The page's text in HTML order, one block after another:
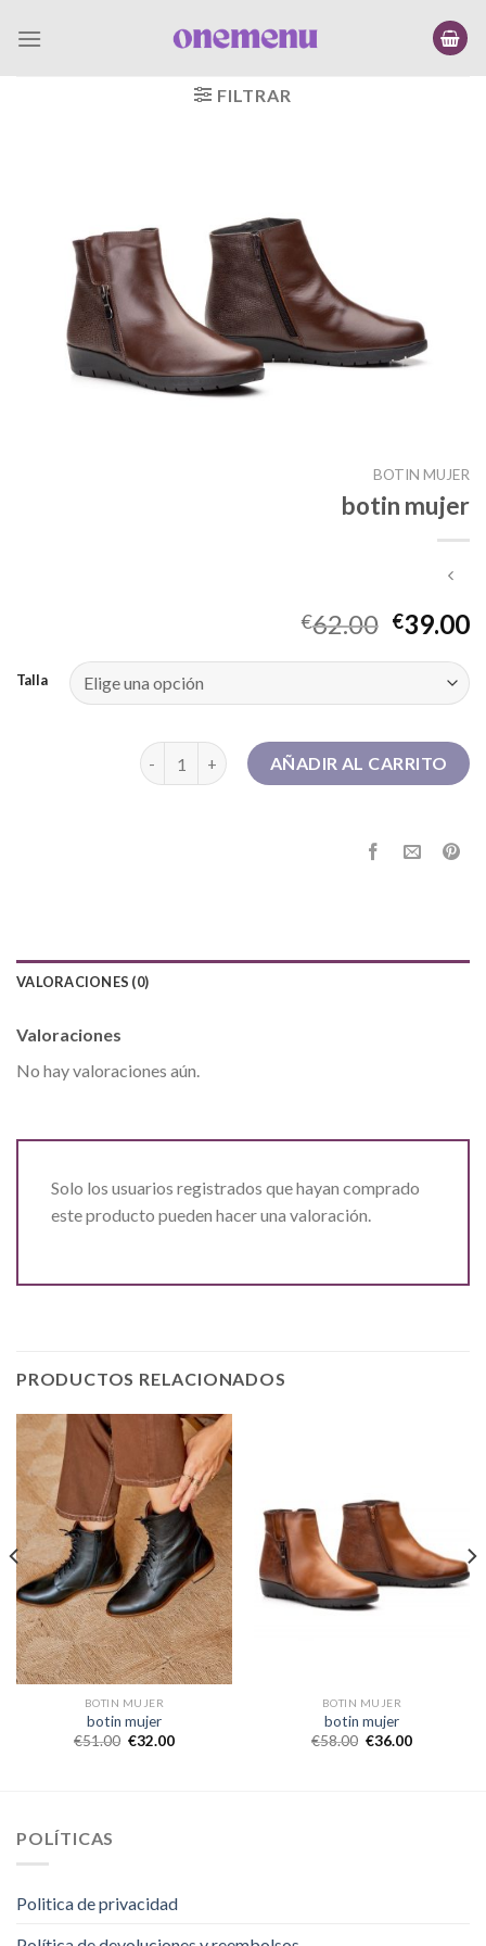
FILTRAR
BOTIN MUJER
botin mujer
€62.00 €39.00
Talla
botin mujer cantidadAÑADIR AL CARRITO
VALORACIONES (0)
Valoraciones
No hay valoraciones aún.
Solo los usuarios registrados que hayan comprado
este producto pueden hacer una valoración.
PRODUCTOS RELACIONADOS
BOTIN MUJER
botin mujer
€51.00 €32.00
BOTIN MUJER
botin mujer
€58.00 €36.00
POLÍTICAS
Politica de privacidad